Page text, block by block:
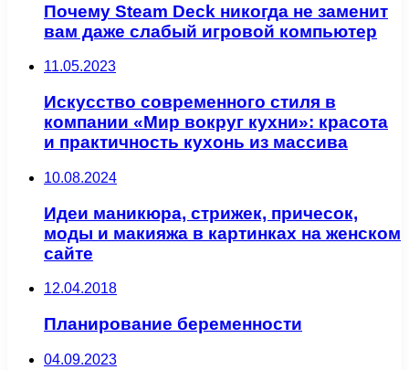
Почему Steam Deck никогда не заменит
вам даже слабый игровой компьютер
11.05.2023
Искусство современного стиля в
компании «Мир вокруг кухни»: красота
и практичность кухонь из массива
10.08.2024
Идеи маникюра, стрижек, причесок,
моды и макияжа в картинках на женском
сайте
12.04.2018
Планирование беременности
04.09.2023